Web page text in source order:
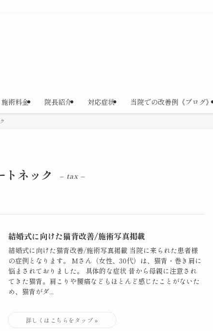
施術料金 院長紹介 対応症状 当院での改善例《ブログ》
トネック – tax –
結婚式に向けた猫背改善/施術写真掲載
結婚式に向けた猫背改善/施術写真掲載 当院に来られた患者様
の症例となります。 Mさん（女性、30代）は、猫背・巻き肩に
悩まされておりました。 具体的な症状 昔から母親に注意され
てきた猫背。肩こりや腰痛などもほとんど感じたことがないた
め、猫背がダ...